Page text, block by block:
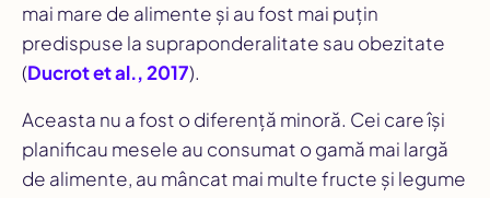
mai mare de alimente și au fost mai puțin
predispuse la supraponderalitate sau obezitate
(Ducrot et al., 2017).
Aceasta nu a fost o diferență minoră. Cei care își
planificau mesele au consumat o gamă mai largă
de alimente, au mâncat mai multe fructe și legume